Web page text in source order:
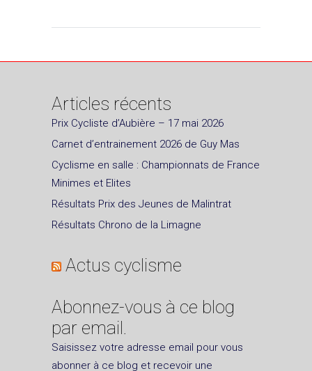
Articles récents
Prix Cycliste d’Aubière – 17 mai 2026
Carnet d’entrainement 2026 de Guy Mas
Cyclisme en salle : Championnats de France
Minimes et Elites
Résultats Prix des Jeunes de Malintrat
Résultats Chrono de la Limagne
Actus cyclisme
Abonnez-vous à ce blog
par email.
Saisissez votre adresse email pour vous
abonner à ce blog et recevoir une